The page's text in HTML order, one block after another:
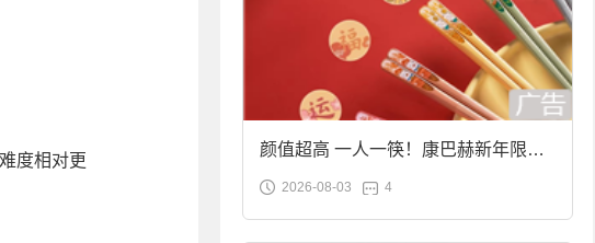
度相对更
颜值超高 一人一筷！康巴赫新年限定
合金筷子大促：19.9元
2026-08-03 4